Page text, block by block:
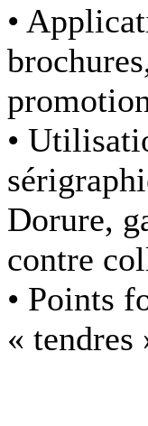
•
•
Dorure,
contre
• Points
«